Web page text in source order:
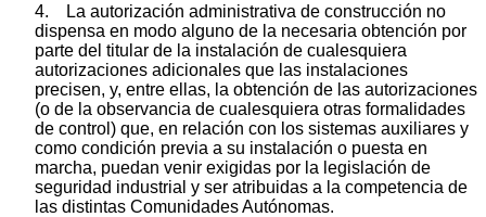
4. La autorización administrativa de construcción no
dispensa en modo alguno de la necesaria obtención por
parte del titular de la instalación de cualesquiera
autorizaciones adicionales que las instalaciones
precisen, y, entre ellas, la obtención de las autorizaciones
(o de la observancia de cualesquiera otras formalidades
de control) que, en relación con los sistemas auxiliares y
como condición previa a su instalación o puesta en
marcha, puedan venir exigidas por la legislación de
seguridad industrial y ser atribuidas a la competencia de
las distintas Comunidades Autónomas.